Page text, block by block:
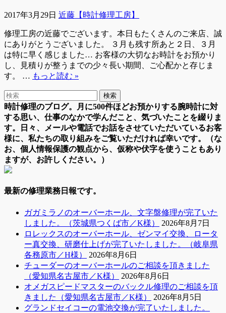
2017年3月29日 近藤【時計修理工房】
修理工房の近藤でございます。本日もたくさんのご来店、誠
にありがとうございました。 ３月も残す所あと２日、３月
は特に早く感じました… お客様の大切なお時計をお預かり
し、見積りが整うまでの少々長い期間、ご心配かと存じま
す。 … もっと読む »
時計修理のブログ。月に500件ほどお預かりする腕時計に対
する思い、仕事のなかで学んだこと、気づいたことを綴りま
す。日々、メールや電話でお話をさせていただいているお客
様に、私たちの取り組みをご覧いただければ幸いです。（な
お、個人情報保護の観点から、仮称や伏字を使うこともあり
ますが、お許しください。）
最新の修理業務日報です。
ガガミラノのオーバーホール、文字盤修理が完了いた
しました。（茨城県つくば市／K様）
2026年8月7日
ロレックスのオーバーホール、ゼンマイ交換、ロータ
ー真交換、研磨仕上げが完了いたしました。（岐阜県
各務原市／H様）
2026年8月6日
チューダーのオーバーホールのご相談を頂きました
（愛知県名古屋市／K様）
2026年8月6日
オメガスピードマスターのバックル修理のご相談を頂
きました（愛知県名古屋市／K様）
2026年8月5日
グランドセイコーの電池交換が完了いたしました。